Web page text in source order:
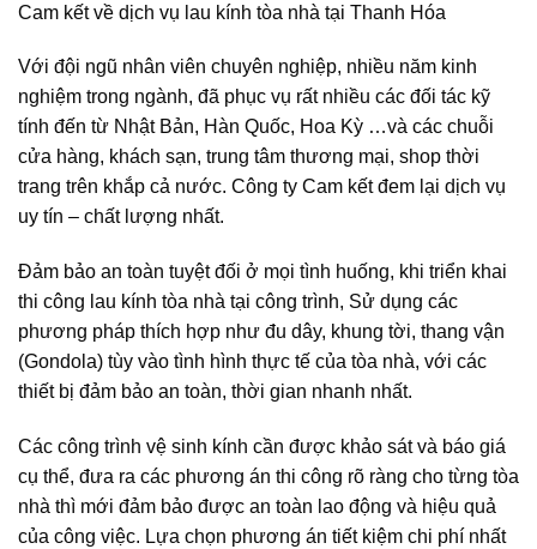
Cam kết về dịch vụ lau kính tòa nhà tại Thanh Hóa
Với đội ngũ nhân viên chuyên nghiệp, nhiều năm kinh
nghiệm trong ngành, đã phục vụ rất nhiều các đối tác kỹ
tính đến từ Nhật Bản, Hàn Quốc, Hoa Kỳ …và các chuỗi
cửa hàng, khách sạn, trung tâm thương mại, shop thời
trang trên khắp cả nước. Công ty Cam kết đem lại dịch vụ
uy tín – chất lượng nhất.
Đảm bảo an toàn tuyệt đối ở mọi tình huống, khi triển khai
thi công lau kính tòa nhà tại công trình, Sử dụng các
phương pháp thích hợp như đu dây, khung tời, thang vận
(Gondola) tùy vào tình hình thực tế của tòa nhà, với các
thiết bị đảm bảo an toàn, thời gian nhanh nhất.
Các công trình vệ sinh kính cần được khảo sát và báo giá
cụ thể, đưa ra các phương án thi công rõ ràng cho từng tòa
nhà thì mới đảm bảo được an toàn lao động và hiệu quả
của công việc. Lựa chọn phương án tiết kiệm chi phí nhất